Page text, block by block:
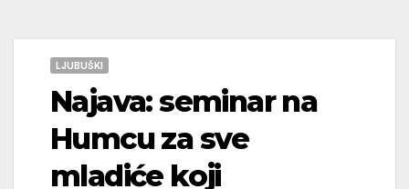
LJUBUŠKI
Najava: seminar na
Humcu za sve
mladiće koji